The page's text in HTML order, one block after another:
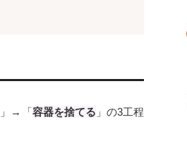
」→「容器を捨てる 」の3工程